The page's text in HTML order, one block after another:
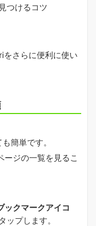
つけるコツ
をさらに便利に使い
簡単です。
ージの一覧を見るこ
ックマークアイコ
ップします。